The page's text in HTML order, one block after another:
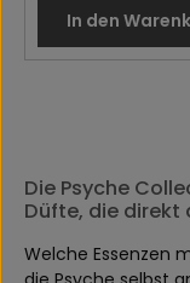
In den
Die Psyche
Düfte, die direkt
Welche Essenzen